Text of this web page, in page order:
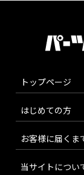
トップページ
はじめての方
お客様に届くま
当サイトについ